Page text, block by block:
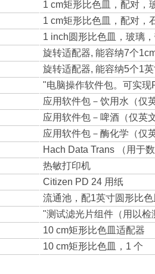
1 cm矩形比色皿，配对，
1 cm矩形比色皿，配对，
1 inch圆形比色皿，玻璃，
旋转适配器, 能容纳7个
旋转适配器, 能容纳5个1
"电脑操作软件包。可实
应用软件包－饮用水（仅
应用软件包－啤酒（仅英文
应用软件包－酶化学（仅
Hach Data Trans （用于
热敏打印机
Citizen PD 24 用纸
流通池，配1英寸圆形比色
"测试滤光片组件（用以
10 cm矩形比色皿适配器
10 cm矩形比色皿，1 个